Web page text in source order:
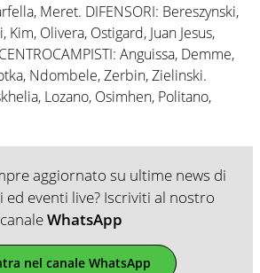
Meret. DIFENSORI: Bereszynski,
Olivera, Ostigard, Juan Jesus,
Anguissa, Demme,
Ndombele, Zerbin, Zielinski.
Lozano, Osimhen, Politano,
aggiornato su ultime news di
eventi live? Iscriviti al nostro
canaleWhatsApp
nel canale WhatsApp